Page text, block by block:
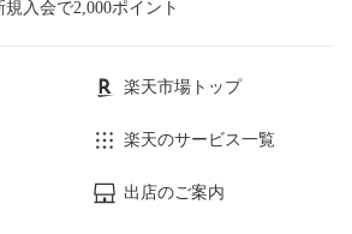
入会で2,000ポイント
楽天市場トップ
楽天のサービス一覧
出店のご案内